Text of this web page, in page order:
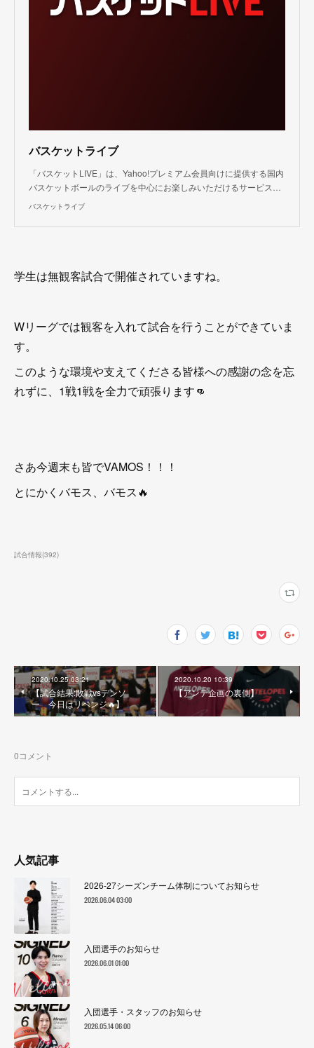
バスケットライブ
「バスケットLIVE」は、Yahoo!プレミアム会員向けに提供する国内
バスケットボールのライブを中心にお楽しみいただけるサービス…
バスケットライブ
学生は無観客試合で開催されていますね。
Wリーグでは観客を入れて試合を行うことができていま
す。
このような環境や支えてくださる皆様への感謝の念を忘
れずに、1戦1戦を全力で頑張ります👊
さあ今週末も皆でVAMOS！！！
とにかくバモス、バモス🔥
試合情報(392)
2020.10.25 03:21
【試合結果:敗戦vsデンソ
ー 今日はリベンジ🔥】
2020.10.20 10:39
【アンテ企画の裏側】
0コメント
人気記事
2026-27シーズンチーム体制についてお知らせ
2026.06.04 03:00
入団選手のお知らせ
2026.06.01 01:00
入団選手・スタッフのお知らせ
2026.05.14 06:00